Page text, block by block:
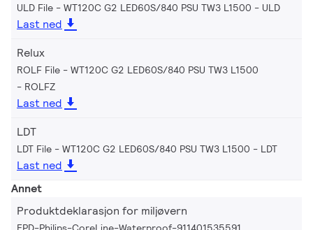
ULD File - WT120C G2 LED60S/840 PSU TW3 L1500 ULD
Last ned
Relux
ROLF File - WT120C G2 LED60S/840 PSU TW3 L1500
ROLFZ
Last ned
LDT
LDT File - WT120C G2 LED60S/840 PSU TW3 L1500 LDT
Last ned
Annet
Produktdeklarasjon for miljøvern